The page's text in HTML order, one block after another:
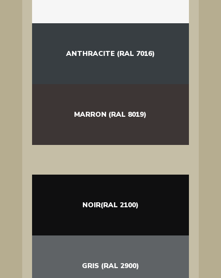
ANTHRACITE (RAL 7016)
MARRON (RAL 8019)
NOIR(RAL 2100)
GRIS (RAL 2900)